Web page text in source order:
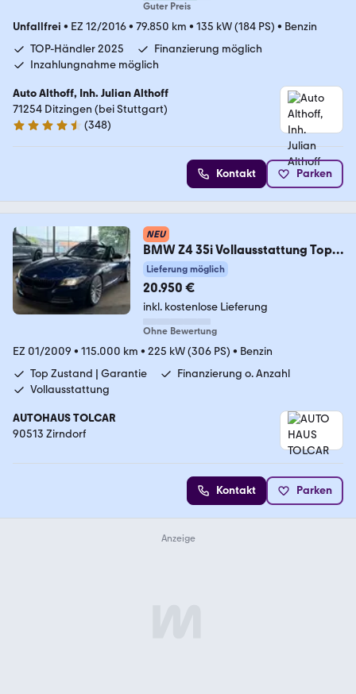
Guter Preis
Unfallfrei • EZ 12/2016• 79.850 km • 135 kW (184 PS) • Benzin
TOP-Händler 2025
Finanzierung möglich
Inzahlungnahme möglich
Auto Althoff, Inh. Julian Althoff
71254 Ditzingen (bei Stuttgart)
4.7 Sterne
(348)
Kontakt Parken
NEU
BMW Z4 35i Vollausstattung Top
Zustand Garantie
Lieferung möglich
20.950 €
inkl. kostenlose Lieferung
Ohne Bewertung
EZ 01/2009 • 115.000 km • 225 kW (306 PS) • Benzin
Top Zustand | Garantie
Finanzierung o. Anzahl
Vollausstattung
AUTOHAUS TOLCAR
90513 Zirndorf
Kontakt Parken